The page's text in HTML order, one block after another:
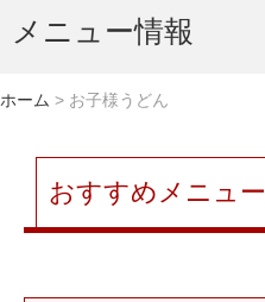
メニュー情報
ホーム > お子様うどん
おすすめメニュー